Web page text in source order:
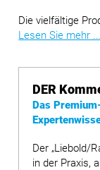
Die vielfältige
Lesen Sie mehr ...
DER
Das
Der „Liebold/
in der Praxis,